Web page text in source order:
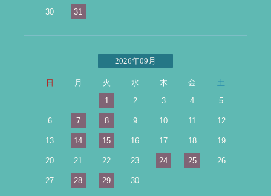
30 31
2026年09月
日 月 火 水 木 金
土
1
2 3 4 5
6 7 8 9 10 11 12
13 14 15 16 17 18 19
20 21 22 23 24 25 26
27 28 29 30